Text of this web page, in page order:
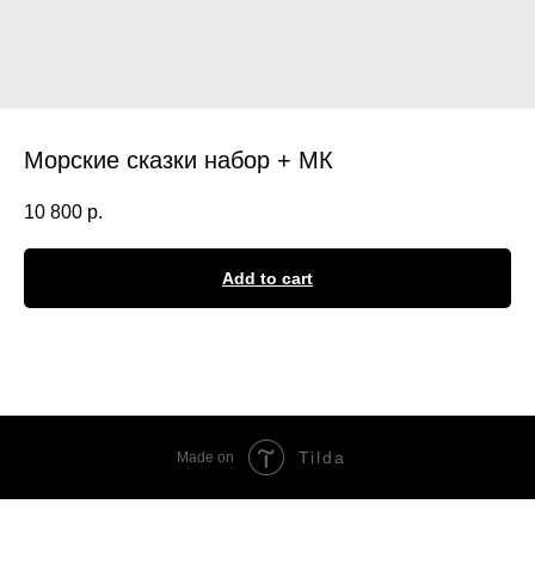
Морские сказки набор + МК
10 800 р.
Add to cart
Made on Tilda